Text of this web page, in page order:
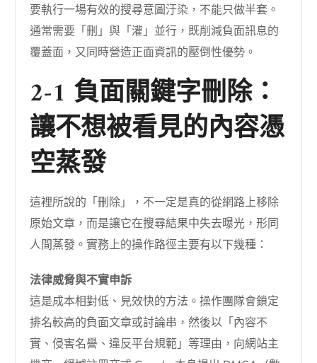
要執行一場有效的搜尋意圖汙染，不能只做半套。
通常需要「刪」與「灌」並行，既削減負面訊息的
覆蓋面，又同時營造正面資訊的壓倒性優勢。
2-1 負面關鍵字刪除：
讓不想被看見的內容憑
空蒸發
這裡所說的「刪除」，不一定是真的從網路上移除
原始文章，而是讓它在搜尋結果中失去曝光，形同
人間蒸發。實務上的操作路徑主要有以下幾種：
法律威脅與不實申訴
這是成本相對低、見效快的方法。操作團隊會鎖定
排名較高的負面文章或討論串，然後以「內容不
實、侵害名譽、違反平台規範」等理由，向網站主